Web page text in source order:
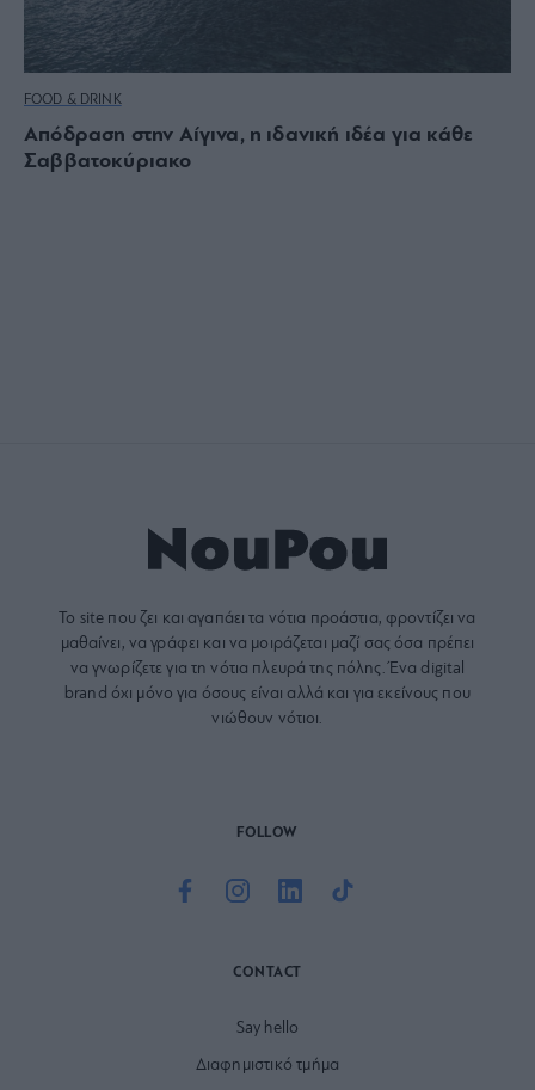
FOOD & DRINK
Απόδραση στην Αίγινα, η ιδανική ιδέα για κάθε
Σαββατοκύριακο
Το site που ζει και αγαπάει τα νότια προάστια, φροντίζει να
μαθαίνει, να γράφει και να μοιράζεται μαζί σας όσα πρέπει
να γνωρίζετε για τη νότια πλευρά της πόλης. Ένα digital
brand όχι μόνο για όσους είναι αλλά και για εκείνους που
νιώθουν νότιοι.
FOLLOW
CONTACT
Say hello
Διαφημιστικό τμήμα